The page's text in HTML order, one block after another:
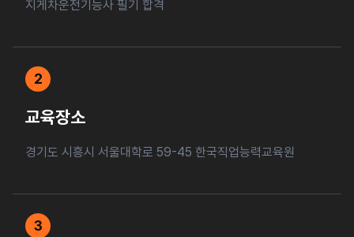
지게차운전기능사 필기 합격
2
교육장소
경기도 시흥시 서울대학로 59-45 한국직업능력교육원
3